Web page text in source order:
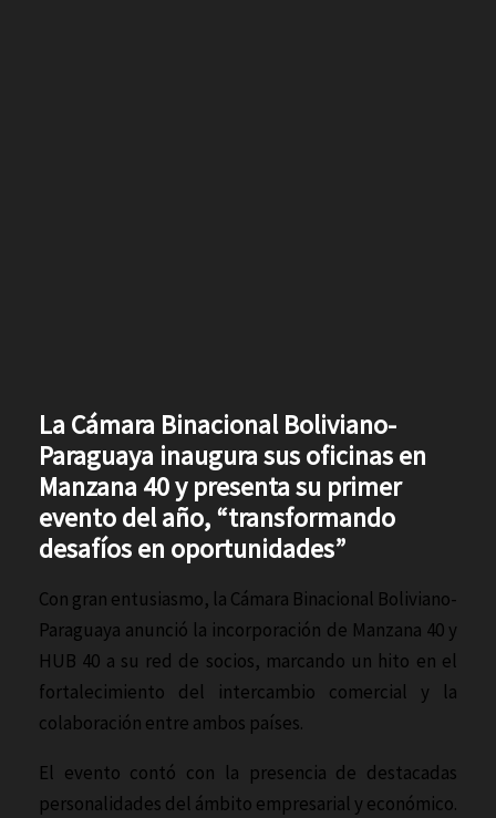
La Cámara Binacional Boliviano-
Paraguaya inaugura sus oficinas en
Manzana 40 y presenta su primer
evento del año, “transformando
desafíos en oportunidades”
Con gran entusiasmo, la Cámara Binacional Boliviano-
Paraguaya anunció la incorporación de Manzana 40 y
HUB 40 a su red de socios, marcando un hito en el
fortalecimiento del intercambio comercial y la
colaboración entre ambos países.
El evento contó con la presencia de destacadas
personalidades del ámbito empresarial y económico.